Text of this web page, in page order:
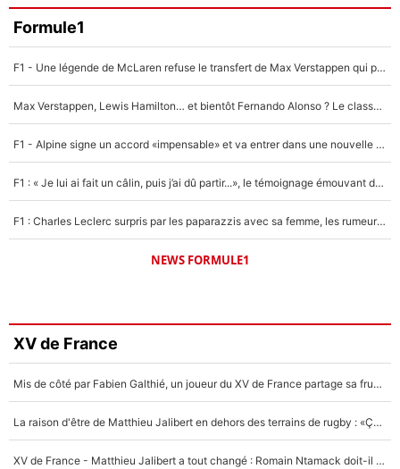
Formule1
F1 - Une légende de McLaren refuse le transfert de Max Verstappen qui pourrait «faire des vagues» et plomber l'ambiance dans l'équipe
Max Verstappen, Lewis Hamilton… et bientôt Fernando Alonso ? Le classement des pilotes les mieux payés en Formule 1 risque de changer !
F1 - Alpine signe un accord «impensable» et va entrer dans une nouvelle dimension : Grande nouvelle pour Pierre Gasly !
F1 : « Je lui ai fait un câlin, puis j’ai dû partir...», le témoignage émouvant de Max Verstappen sur sa fille
F1 : Charles Leclerc surpris par les paparazzis avec sa femme, les rumeurs étaient vraies !
NEWS FORMULE1
XV de France
Mis de côté par Fabien Galthié, un joueur du XV de France partage sa frustration : «ils ne me l’ont pas dit tout de suite»
La raison d'être de Matthieu Jalibert en dehors des terrains de rugby : «Ça m'atteint autant que si tu touches à un membre de ma famille»
XV de France - Matthieu Jalibert a tout changé : Romain Ntamack doit-il s’inquiéter pour sa place à un an de la Coupe du monde ?